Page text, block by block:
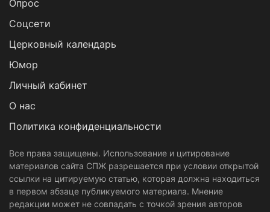
Опрос
Cоцсети
Церковный календарь
Юмор
Личный кабинет
О нас
Политика конфиденциальности
Все права защищены. Использование и цитирование
материалов сайта СПЖ разрешается при условии открытой
ссылки на цитируемую статью, которая должна находиться
в первом абзаце публикуемого материала. Мнение
редакции может не совпадать с точкой зрения авторов